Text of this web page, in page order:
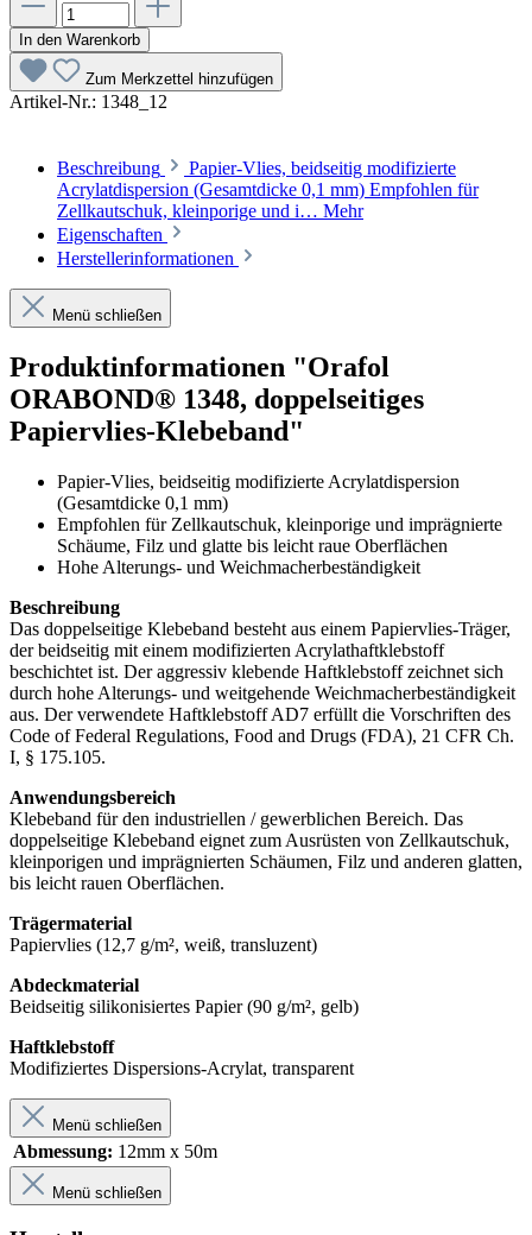
In den Warenkorb
Zum Merkzettel hinzufügen
Artikel-Nr.: 1348_12
Beschreibung
Papier-Vlies, beidseitig modifizierte
Acrylatdispersion (Gesamtdicke 0,1 mm) Empfohlen für
Zellkautschuk, kleinporige und i… Mehr
Eigenschaften
Herstellerinformationen
Menü schließen
Produktinformationen "Orafol
ORABOND® 1348, doppelseitiges
Papiervlies-Klebeband"
Papier-Vlies, beidseitig modifizierte Acrylatdispersion
(Gesamtdicke 0,1 mm)
Empfohlen für Zellkautschuk, kleinporige und imprägnierte
Schäume, Filz und glatte bis leicht raue Oberflächen
Hohe Alterungs- und Weichmacherbeständigkeit
Beschreibung
Das doppelseitige Klebeband besteht aus einem Papiervlies-Träger,
der beidseitig mit einem modifizierten Acrylathaftklebstoff
beschichtet ist. Der aggressiv klebende Haftklebstoff zeichnet sich
durch hohe Alterungs- und weitgehende Weichmacherbeständigkeit
aus. Der verwendete Haftklebstoff AD7 erfüllt die Vorschriften des
Code of Federal Regulations, Food and Drugs (FDA), 21 CFR Ch.
I, § 175.105.
Anwendungsbereich
Klebeband für den industriellen / gewerblichen Bereich. Das
doppelseitige Klebeband eignet zum Ausrüsten von Zellkautschuk,
kleinporigen und imprägnierten Schäumen, Filz und anderen glatten,
bis leicht rauen Oberflächen.
Trägermaterial
Papiervlies (12,7 g/m², weiß, transluzent)
Abdeckmaterial
Beidseitig silikonisiertes Papier (90 g/m², gelb)
Haftklebstoff
Modifiziertes Dispersions-Acrylat, transparent
Menü schließen
Abmessung: 12mm x 50m
Menü schließen